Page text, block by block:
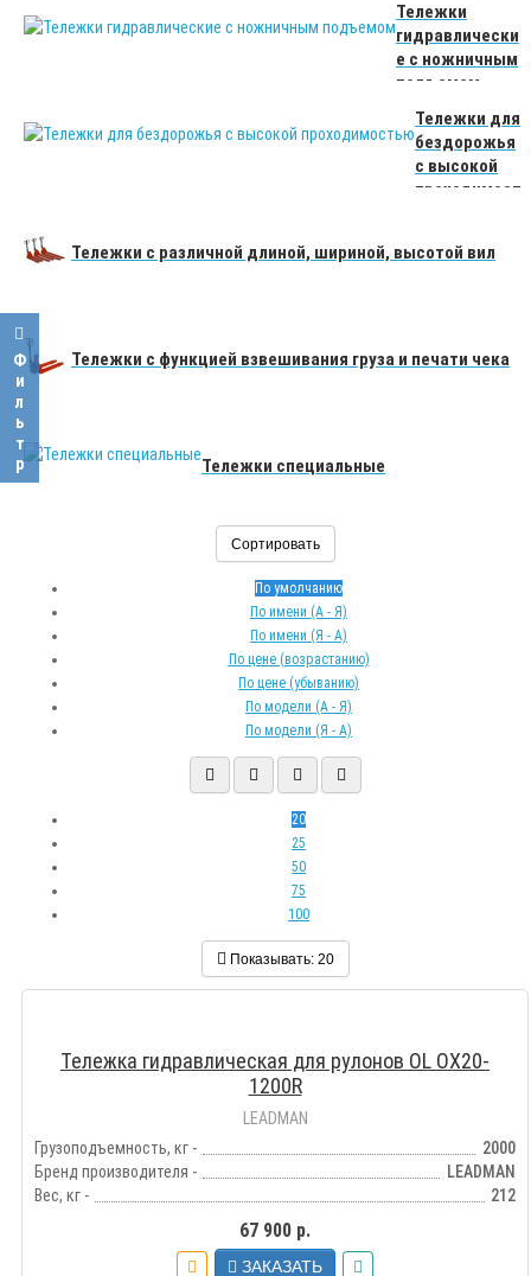
Фильтр
Тележки
гидравлически
е с ножничным
подъемом
Тележки для
бездорожья
с высокой
проходимост
Тележки с различной длиной, шириной, высотой вил
Тележки с функцией взвешивания груза и печати чека
Тележки специальные
Сортировать
По умолчанию
По имени (A - Я)
По имени (Я - A)
По цене (возрастанию)
По цене (убыванию)
По модели (A - Я)
По модели (Я - A)
20
25
50
75
100
Показывать: 20
Тележка гидравлическая для рулонов OL OX20-
1200R
LEADMAN
Грузоподъемность, кг -
2000
Бренд производителя -
LEADMAN
Вес, кг -
212
67 900 р.
ЗАКАЗАТЬ